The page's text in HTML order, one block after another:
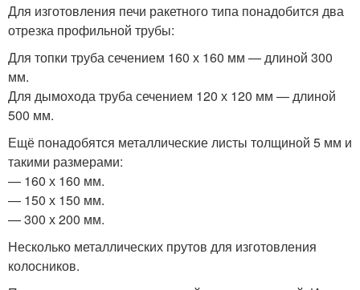
Для изготовления печи ракетного типа понадобится два
отрезка профильной трубы:
Для топки труба сечением 160 х 160 мм — длиной 300
мм.
Для дымохода труба сечением 120 х 120 мм — длиной
500 мм.
Ещё понадобятся металлические листы толщиной 5 мм и
такими размерами:
— 160 х 160 мм.
— 150 х 150 мм.
— 300 х 200 мм.
Несколько металлических прутов для изготовления
колосников.